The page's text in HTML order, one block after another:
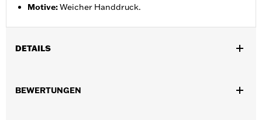
Motive:Weicher Handdruck.
DETAILS
Funktionsmerkmale:
BEWERTUNGEN